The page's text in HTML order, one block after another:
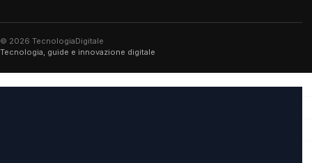
© 2026 TecnologiaDigitale
Tecnologia, guide e innovazione digitale